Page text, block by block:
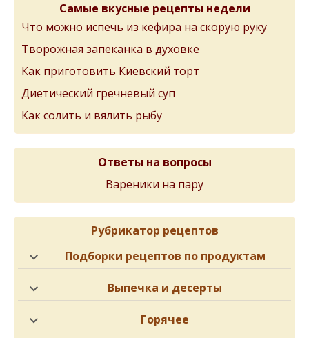
Самые вкусные рецепты недели
Что можно испечь из кефира на скорую руку
Творожная запеканка в духовке
Как приготовить Киевский торт
Диетический гречневый суп
Как солить и вялить рыбу
Ответы на вопросы
Вареники на пару
Рубрикатор рецептов
Подборки рецептов по продуктам
Выпечка и десерты
Горячее